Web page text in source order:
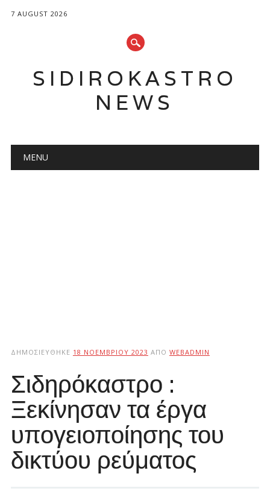
7 AUGUST 2026
SIDIROKASTRO
NEWS
Main menu
MENU
ΔΗΜΟΣΙΕΎΘΗΚΕ 18 ΝΟΕΜΒΡΊΟΥ 2023 ΑΠΌ WEBADMIN
Σιδηρόκαστρο :
Ξεκίνησαν τα έργα
υπογειοποίησης του
δικτύου ρεύματος